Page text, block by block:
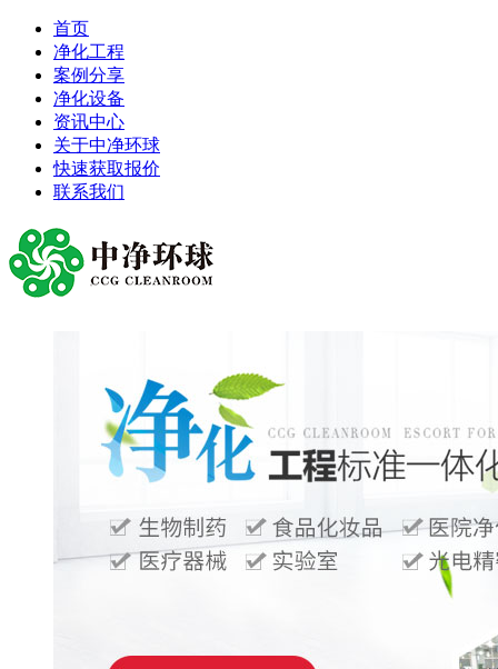
首页
净化工程
案例分享
净化设备
资讯中心
关于中净环球
快速获取报价
联系我们